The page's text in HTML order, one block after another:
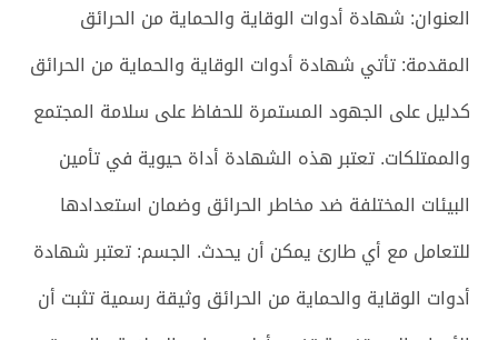
العنوان: شهادة أدوات الوقاية والحماية من الحرائق
المقدمة: تأتي شهادة أدوات الوقاية والحماية من الحرائق
كدليل على الجهود المستمرة للحفاظ على سلامة المجتمع
والممتلكات. تعتبر هذه الشهادة أداة حيوية في تأمين
البيئات المختلفة ضد مخاطر الحرائق وضمان استعدادها
للتعامل مع أي طارئ يمكن أن يحدث. الجسم: تعتبر شهادة
أدوات الوقاية والحماية من الحرائق وثيقة رسمية تثبت أن